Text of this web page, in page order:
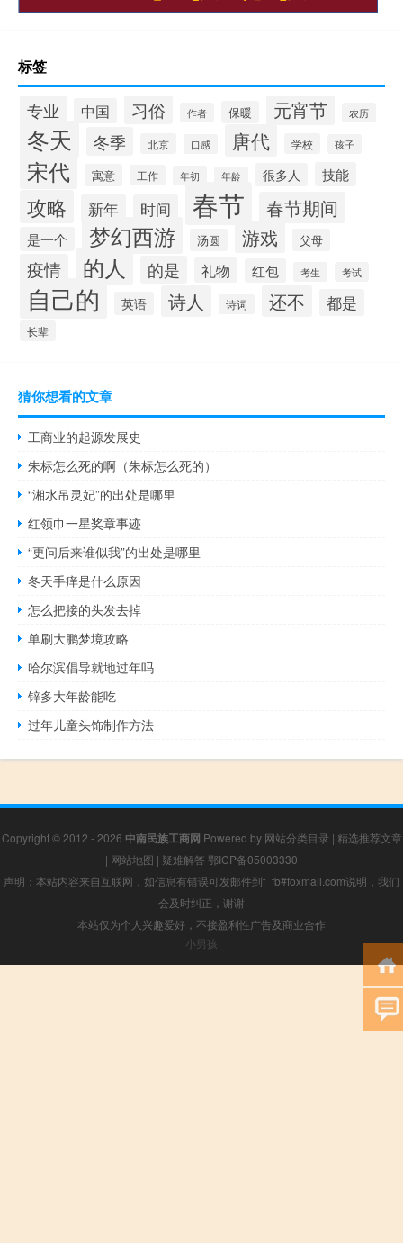
标签
专业 中国 习俗 作者 保暖 元宵节 农历
冬天 冬季 北京 口感 唐代 学校 孩子
宋代 寓意 工作 年初 年龄 很多人 技能
攻略 新年 时间 春节 春节期间
是一个 梦幻西游 汤圆 游戏 父母
疫情 的人 的是 礼物 红包 考生 考试
自己的 英语 诗人 诗词 还不 都是
长辈
猜你想看的文章
工商业的起源发展史
朱标怎么死的啊（朱标怎么死的）
“湘水吊灵妃”的出处是哪里
红领巾一星奖章事迹
“更问后来谁似我”的出处是哪里
冬天手痒是什么原因
怎么把接的头发去掉
单刷大鹏梦境攻略
哈尔滨倡导就地过年吗
锌多大年龄能吃
过年儿童头饰制作方法
Copyright © 2012 - 2026 中南民族工商网 Powered by 网站分类目录 | 精选推荐文章
| 网站地图 | 疑难解答 鄂ICP备05003330
声明：本站内容来自互联网，如信息有错误可发邮件到f_fb#foxmail.com说明，我们
会及时纠正，谢谢
本站仅为个人兴趣爱好，不接盈利性广告及商业合作
小男孩